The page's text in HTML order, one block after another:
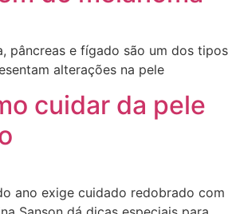
pâncreas e fígado são um dos tipos
alterações na pele
cuidar da pele
ano exige cuidado redobrado com